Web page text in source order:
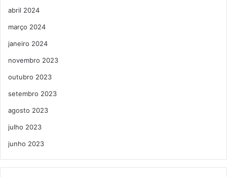
abril 2024
março 2024
janeiro 2024
novembro 2023
outubro 2023
setembro 2023
agosto 2023
julho 2023
junho 2023